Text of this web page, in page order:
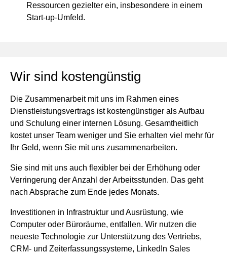
Ressourcen gezielter ein, insbesondere in einem
Start-up-Umfeld.
Wir sind kostengünstig
Die Zusammenarbeit mit uns im Rahmen eines
Dienstleistungsvertrags ist kostengünstiger als Aufbau
und Schulung einer internen Lösung. Gesamtheitlich
kostet unser Team weniger und Sie erhalten viel mehr für
Ihr Geld, wenn Sie mit uns zusammenarbeiten.
Sie sind mit uns auch flexibler bei der Erhöhung oder
Verringerung der Anzahl der Arbeitsstunden. Das geht
nach Absprache zum Ende jedes Monats.
Investitionen in Infrastruktur und Ausrüstung, wie
Computer oder Büroräume, entfallen. Wir nutzen die
neueste Technologie zur Unterstützung des Vertriebs,
CRM- und Zeiterfassungssysteme, LinkedIn Sales